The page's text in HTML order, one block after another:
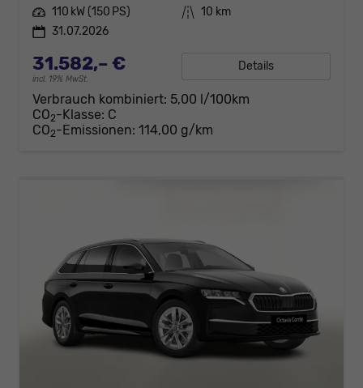
Leistung 110 kW (150 PS) Kilometerstand 10 km
31.07.2026
31.582,– €
incl. 19% MwSt.
Details
Verbrauch kombiniert: 5,00 l/100km
CO2-Klasse: C
CO2-Emissionen: 114,00 g/km